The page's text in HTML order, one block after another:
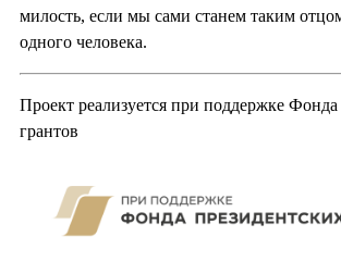
милость, если мы сами станем таким
одного человека.
Проект реализуется при поддержке Фонда
грантов